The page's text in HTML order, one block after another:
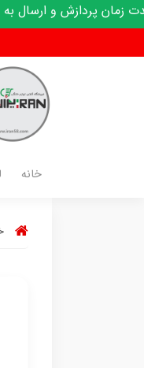
به ترتیب اولویت
خانه